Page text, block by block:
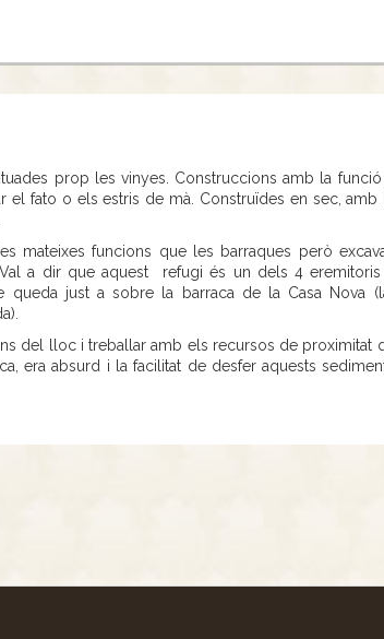
prop les vinyes. Construccions amb la
el fato o els estris de mà. Construïdes en sec, amb
mateixes funcions que les barraques però
a dir que aquest refugi és un dels 4
queda just a sobre la barraca de la Casa Nova
del lloc i treballar amb els recursos de proximitat
era absurd i la facilitat de desfer aquests